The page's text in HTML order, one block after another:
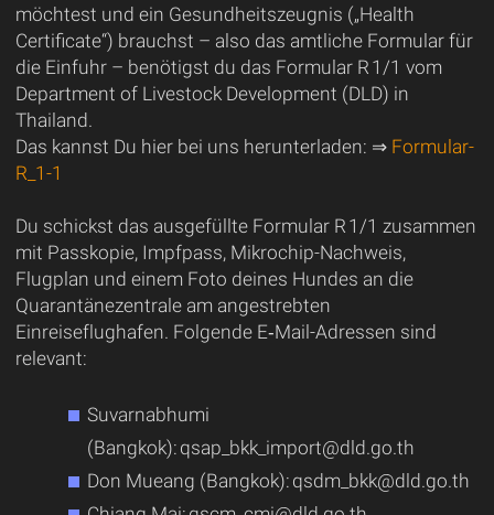
möchtest und ein Gesundheitszeugnis („Health
Certificate“) brauchst – also das amtliche Formular für
die Einfuhr – benötigst du das Formular R 1/1 vom
Department of Livestock Development (DLD) in
Thailand.
Das kannst Du hier bei uns herunterladen: ⇒ Formular-
R_1-1
Du schickst das ausgefüllte Formular R 1/1 zusammen
mit Passkopie, Impfpass, Mikrochip-Nachweis,
Flugplan und einem Foto deines Hundes an die
Quarantänezentrale am angestrebten
Einreiseflughafen. Folgende E‑Mail-Adressen sind
relevant:
Suvarnabhumi
(Bangkok): qsap_bkk_import@dld.go.th
Don Mueang (Bangkok): qsdm_bkk@dld.go.th